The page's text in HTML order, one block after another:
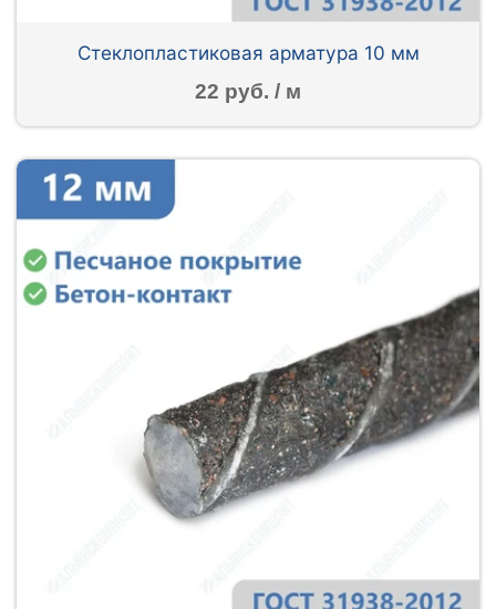
Стеклопластиковая арматура 10 мм
22 руб. / м